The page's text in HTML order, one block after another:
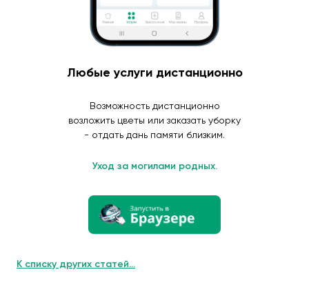
Любые услуги дистанционно
Возможность дистанционно
возложить цветы или заказать уборку
- отдать дань памяти близким.
Уход за могилами родных.
К списку других статей...